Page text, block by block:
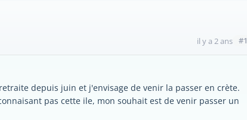
il y a 2 ans #1
depuis juin et j'envisage de venir la passer en crète.
pas cette ile, mon souhait est de venir passer un